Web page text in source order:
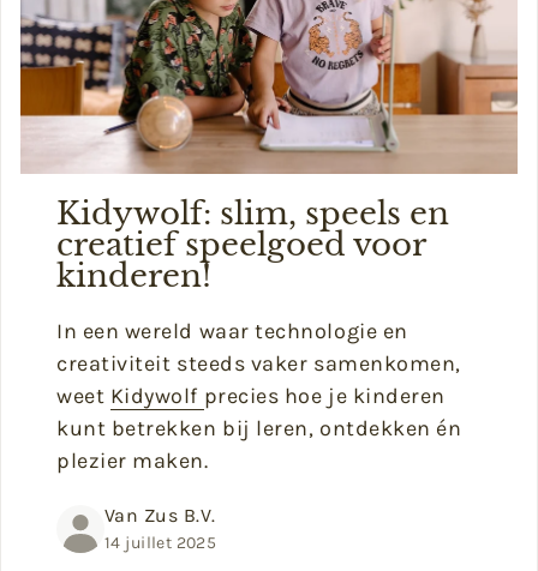
Kidywolf: slim, speels en
creatief speelgoed voor
kinderen!
In een wereld waar technologie en
creativiteit steeds vaker samenkomen,
weet Kidywolf precies hoe je kinderen
kunt betrekken bij leren, ontdekken én
plezier maken.
Van Zus B.V.
14 juillet 2025